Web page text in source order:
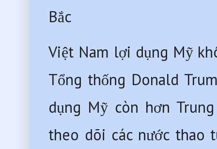
Bắc
Việt Nam lợi dụng Mỹ
Tổng thống Donald
dụng Mỹ còn hơn
theo dõi các nước thao